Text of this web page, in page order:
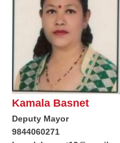
Kamala Basnet
Deputy Mayor
9844060271